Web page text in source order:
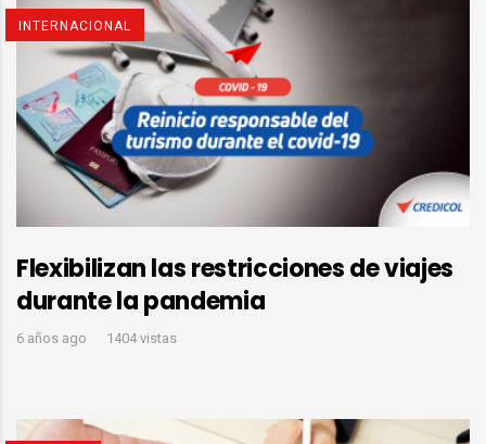
INTERNACIONAL
Flexibilizan las restricciones de viajes
durante la pandemia
6 años ago 1404 vistas